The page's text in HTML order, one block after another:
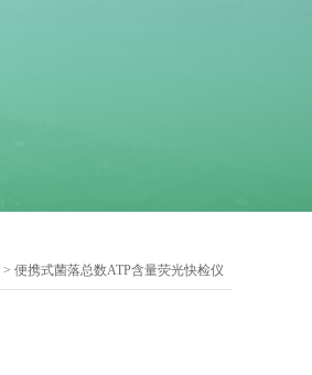
> 便携式菌落总数ATP含量荧光快检仪